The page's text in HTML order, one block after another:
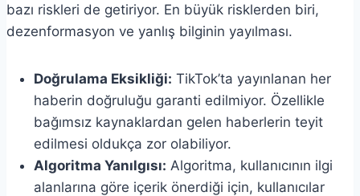
bazı riskleri de getiriyor. En büyük risklerden biri,
dezenformasyon ve yanlış bilginin yayılması.
Doğrulama Eksikliği: TikTok’ta yayınlanan her
haberin doğruluğu garanti edilmiyor. Özellikle
bağımsız kaynaklardan gelen haberlerin teyit
edilmesi oldukça zor olabiliyor.
Algoritma Yanılgısı: Algoritma, kullanıcının ilgi
alanlarına göre içerik önerdiği için, kullanıcılar